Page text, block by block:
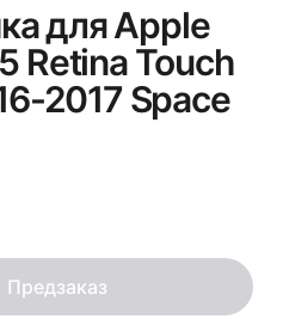
для Apple
Retina Touch
2017 Space
Предзаказ